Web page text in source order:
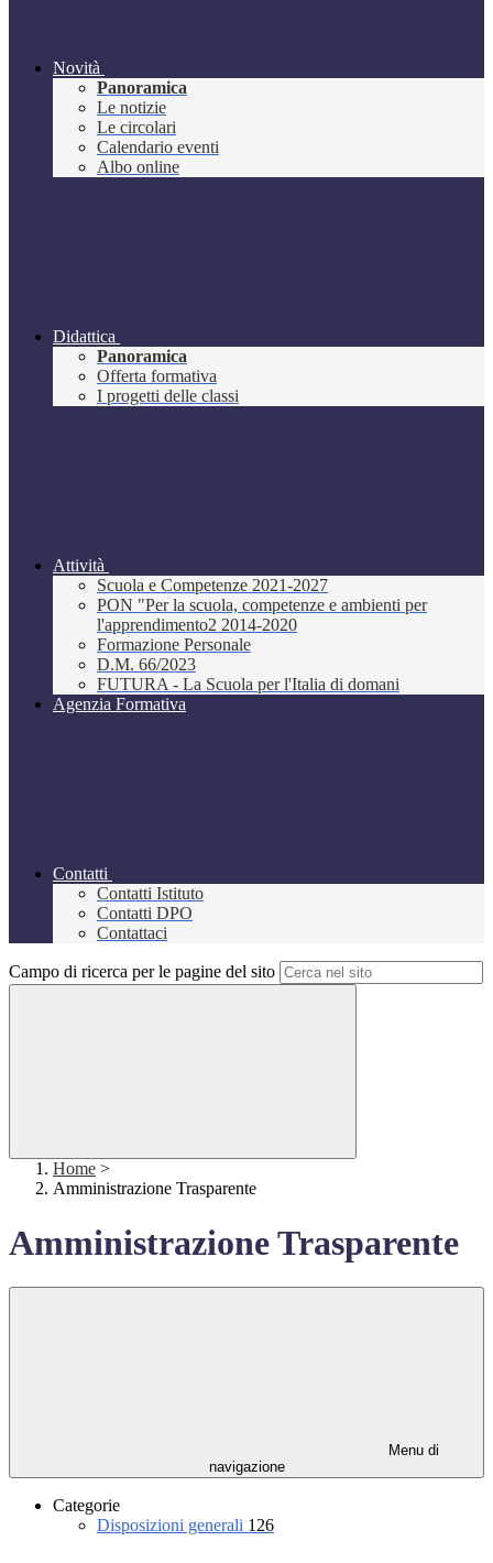
Novità
Panoramica
Le notizie
Le circolari
Calendario eventi
Albo online
Didattica
Panoramica
Offerta formativa
I progetti delle classi
Attività
Scuola e Competenze 2021-2027
PON "Per la scuola, competenze e ambienti per
l'apprendimento2 2014-2020
Formazione Personale
D.M. 66/2023
FUTURA - La Scuola per l'Italia di domani
Agenzia Formativa
Contatti
Contatti Istituto
Contatti DPO
Contattaci
Campo di ricerca per le pagine del sito
Home >
Amministrazione Trasparente
Amministrazione Trasparente
Menu di
navigazione
Categorie
Disposizioni generali 126